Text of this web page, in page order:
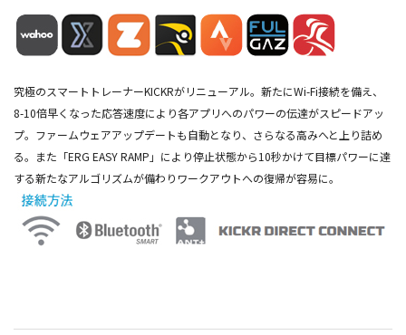
究極のスマートトレーナーKICKRがリニューアル。新たにWi-Fi接続を備え、
8-10倍早くなった応答速度により各アプリへのパワーの伝達がスピードアッ
プ。ファームウェアアップデートも自動となり、さらなる高みへと上り詰め
る。また「ERG EASY RAMP」により停止状態から10秒かけて目標パワーに達
する新たなアルゴリズムが備わりワークアウトへの復帰が容易に。